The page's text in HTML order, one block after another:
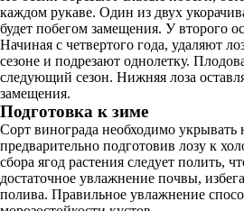
каждом рукаве. Один из двух
будет побегом замещения. У второго
Начиная с четвертого года, удаляют
сезоне и подрезают однолетку.
следующий сезон. Нижняя лоза
замещения.
Подготовка к зиме
Сорт винограда необходимо укрывать
предварительно подготовив лозу к
сбора ягод растения следует полить,
достаточное увлажнение почвы,
полива. Правильное увлажнение